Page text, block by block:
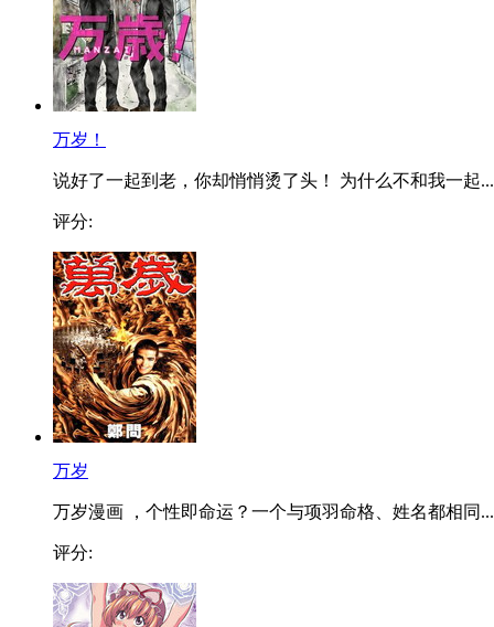
万岁！
说好了一起到老，你却悄悄烫了头！ 为什么不和我一起...
评分:
万岁
万岁漫画 ，个性即命运？一个与项羽命格、姓名都相同...
评分: